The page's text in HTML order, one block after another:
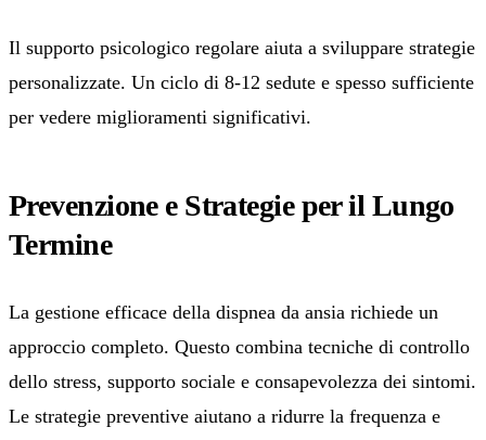
Il supporto psicologico regolare aiuta a sviluppare strategie
personalizzate. Un ciclo di 8-12 sedute e spesso sufficiente
per vedere miglioramenti significativi.
Prevenzione e Strategie per il Lungo
Termine
La gestione efficace della dispnea da ansia richiede un
approccio completo. Questo combina tecniche di controllo
dello stress, supporto sociale e consapevolezza dei sintomi.
Le strategie preventive aiutano a ridurre la frequenza e